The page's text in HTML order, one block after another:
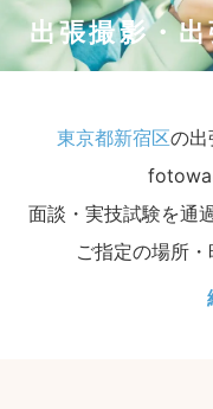
出張撮影・
東京都新宿区の出
fotowa
面談・実技試験を通
ご指定の場所・